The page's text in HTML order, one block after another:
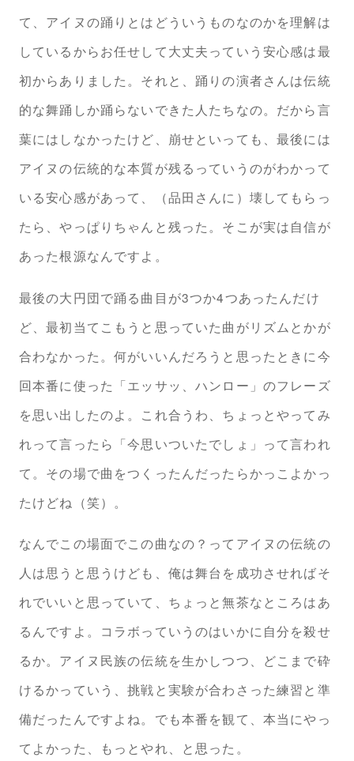
て、アイヌの踊りとはどういうものなのかを理解は
しているからお任せして大丈夫っていう安心感は最
初からありました。それと、踊りの演者さんは伝統
的な舞踊しか踊らないできた人たちなの。だから言
葉にはしなかったけど、崩せといっても、最後には
アイヌの伝統的な本質が残るっていうのがわかって
いる安心感があって、（品田さんに）壊してもらっ
たら、やっぱりちゃんと残った。そこが実は自信が
あった根源なんですよ。
最後の大円団で踊る曲目が3つか4つあったんだけ
ど、最初当てこもうと思っていた曲がリズムとかが
合わなかった。何がいいんだろうと思ったときに今
回本番に使った「エッサッ、ハンロー」のフレーズ
を思い出したのよ。これ合うわ、ちょっとやってみ
れって言ったら「今思いついたでしょ」って言われ
て。その場で曲をつくったんだったらかっこよかっ
たけどね（笑）。
なんでこの場面でこの曲なの？ってアイヌの伝統の
人は思うと思うけども、俺は舞台を成功させればそ
れでいいと思っていて、ちょっと無茶なところはあ
るんですよ。コラボっていうのはいかに自分を殺せ
るか。アイヌ民族の伝統を生かしつつ、どこまで砕
けるかっていう、挑戦と実験が合わさった練習と準
備だったんですよね。でも本番を観て、本当にやっ
てよかった、もっとやれ、と思った。